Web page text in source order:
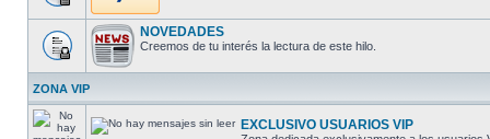
NOVEDADES
Creemos de tu interés la lectura de este hilo.
ZONA VIP
EXCLUSIVO USUARIOS VIP